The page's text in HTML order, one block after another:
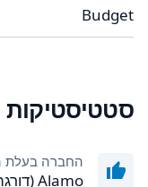
Budget
החברה בעלת
Alamo (דורגה 9.2 / 10)